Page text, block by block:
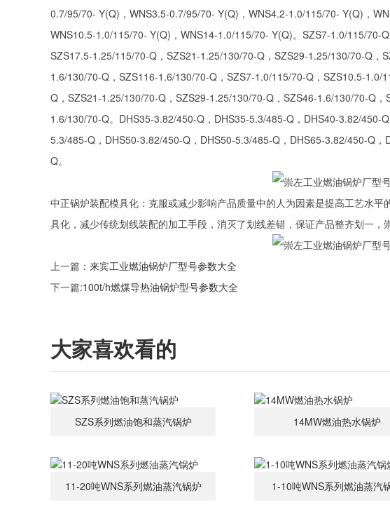
0.7/95/70- Y(Q)，WNS3.5-0.7/95/70- Y(Q)，WNS4.2-1.0/115/70- Y(Q)，
WNS10.5-1.0/115/70- Y(Q)，WNS14-1.0/115/70- Y(Q)。SZS7-1.0/115/
SZS17.5-1.25/115/70-Q，SZS21-1.25/130/70-Q，SZS29-1.25/130/70-Q，
1.6/130/70-Q，SZS116-1.6/130/70-Q，SZS7-1.0/115/70-Q，SZS10.5-
Q，SZS21-1.25/130/70-Q，SZS29-1.25/130/70-Q，SZS46-1.6/130/70-Q
1.6/130/70-Q。DHS35-3.82/450-Q，DHS35-5.3/485-Q，DHS40-3.82/450-
5.3/485-Q，DHS50-3.82/450-Q，DHS50-5.3/485-Q，DHS65-3.82/450-Q
Q。
中正锅炉装配模具化：克服或减少影响产品质量中的人为因素是提高工艺水
具化，减少传统划线装配的加工手段，消灭了划线差错，保证产品整齐划一，
上一篇： 来宾工业燃油锅炉厂型号参数大全
下一篇:100t/h燃煤导热油锅炉型号参数大全
大家喜欢看的
SZS系列燃油饱和蒸汽锅炉 14MW燃油热水锅炉
11-20吨WNS系列燃油蒸汽锅炉 1-10吨WNS系列燃油蒸汽